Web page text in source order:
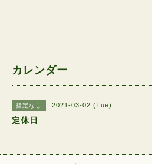
カレンダー
指定なし 2021-03-02 (Tue)
定休日